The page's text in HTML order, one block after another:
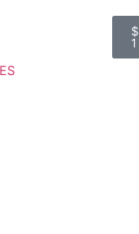
$
1